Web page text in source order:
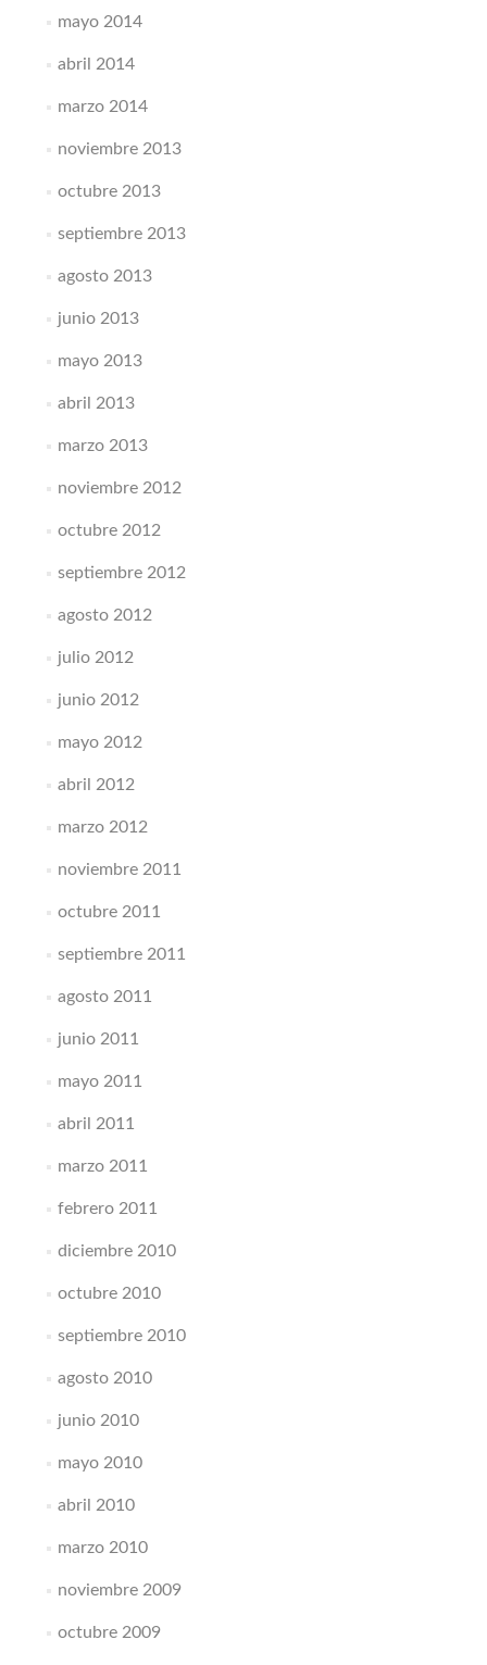
mayo 2014
abril 2014
marzo 2014
noviembre 2013
octubre 2013
septiembre 2013
agosto 2013
junio 2013
mayo 2013
abril 2013
marzo 2013
noviembre 2012
octubre 2012
septiembre 2012
agosto 2012
julio 2012
junio 2012
mayo 2012
abril 2012
marzo 2012
noviembre 2011
octubre 2011
septiembre 2011
agosto 2011
junio 2011
mayo 2011
abril 2011
marzo 2011
febrero 2011
diciembre 2010
octubre 2010
septiembre 2010
agosto 2010
junio 2010
mayo 2010
abril 2010
marzo 2010
noviembre 2009
octubre 2009